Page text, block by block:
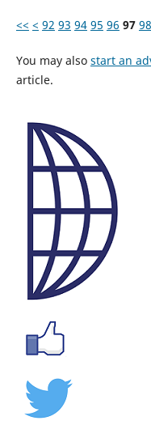
<< < 92 93 94 95 96 97 98
You may also start an
article.